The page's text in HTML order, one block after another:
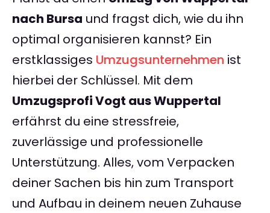
nach Bursa und fragst dich, wie du ihn
optimal organisieren kannst? Ein
erstklassiges Umzugsunternehmen ist
hierbei der Schlüssel. Mit dem
Umzugsprofi Vogt aus Wuppertal
erfährst du eine stressfreie,
zuverlässige und professionelle
Unterstützung. Alles, vom Verpacken
deiner Sachen bis hin zum Transport
und Aufbau in deinem neuen Zuhause